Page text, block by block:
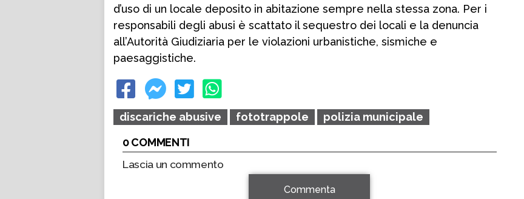
d’uso di un locale deposito in abitazione sempre nella stessa zona. Per i
responsabili degli abusi è scattato il sequestro dei locali e la denuncia
all’Autorità Giudiziaria per le violazioni urbanistiche, sismiche e
paesaggistiche.
discariche abusive fototrappole
polizia municipale
0 COMMENTI
Lascia un commento
Commenta